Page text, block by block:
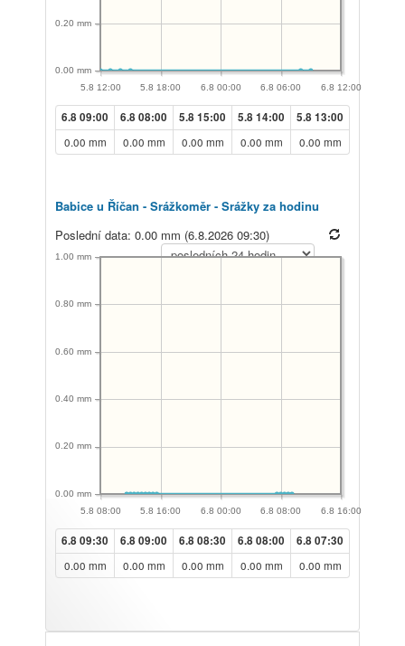
5.8 12:00 5.8 18:00 6.8 00:00 6.8 06:00 6.8 12:00
0.00 mm
0.20 mm
6.8 09:00 6.8 08:00 5.8 15:00 5.8 14:00 5.8 13:00
0.00 mm 0.00 mm 0.00 mm 0.00 mm 0.00 mm
Babice u Říčan - Srážkoměr - Srážky za hodinu
Poslední data: 0.00 mm (6.8.2026 09:30)
5.8 08:00 5.8 16:00 6.8 00:00 6.8 08:00 6.8 16:00
0.00 mm
0.20 mm
0.40 mm
0.60 mm
0.80 mm
1.00 mm
6.8 09:30 6.8 09:00 6.8 08:30 6.8 08:00 6.8 07:30
0.00 mm 0.00 mm 0.00 mm 0.00 mm 0.00 mm